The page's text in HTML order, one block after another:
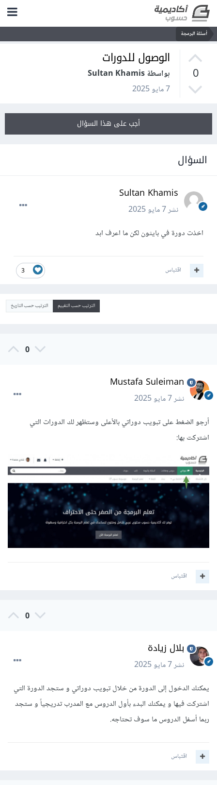
أسئلة البرمجة
0
الوصول للدورات
بواسطة Sultan Khamis
7 مايو 2025
أجب على هذا السؤال
السؤال
Sultan Khamis
نشر7 مايو 2025
اخذت دورة في بايثون لكن ما اعرف ابد
3 اقتباس
الترتيب حسب التقييم الترتيب حسب التاريخ
0
Mustafa Suleiman
نشر7 مايو 2025
أرجو الضغط على تبويب دوراتي بالأعلى وستظهر لك الدورات التي
اشتركت بها:
اقتباس
0
بلال زيادة
نشر7 مايو 2025
يمكنك الدخول إلى الدورة من خلال تبويب دوراتي و ستجد الدورة التي
اشتركت فيها و يمكنك البدء بأول الدروس مع المدرب تدريجياً و ستجد
ربما أسفل الدروس ما سوف تحتاجه.
اقتباس